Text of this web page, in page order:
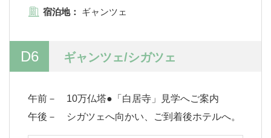
宿泊地： ギャンツェ
D6 ギャンツェ/シガツェ
午前－ 10万仏塔●「白居寺」見学へご案内
午後－ シガツェへ向かい、ご到着後ホテルへ。